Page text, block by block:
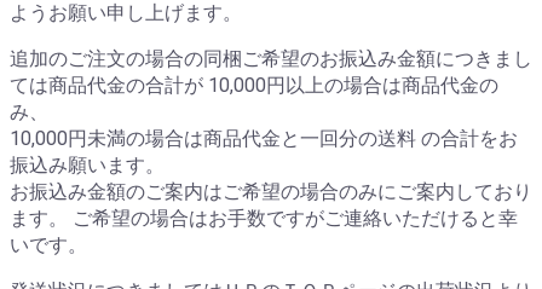
ようお願い申し上げます。
追加のご注文の場合の同梱ご希望のお振込み金額につきまし
ては商品代金の合計が 10,000円以上の場合は商品代金の
み、
10,000円未満の場合は商品代金と一回分の送料 の合計をお
振込み願います。
お振込み金額のご案内はご希望の場合のみにご案内しており
ます。 ご希望の場合はお手数ですがご連絡いただけると幸
いです。